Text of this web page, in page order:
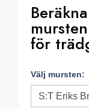
för
Välj mursten: